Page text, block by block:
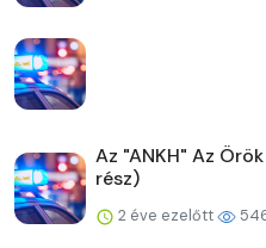
Az "ANKH" Az
rész)
2 éve ezelőtt